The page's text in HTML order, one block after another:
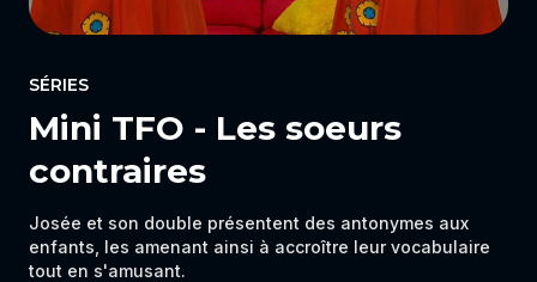
SÉRIES
Mini TFO - Les soeurs
contraires
Josée et son double présentent des antonymes aux
enfants, les amenant ainsi à accroître leur vocabulaire
tout en s'amusant.